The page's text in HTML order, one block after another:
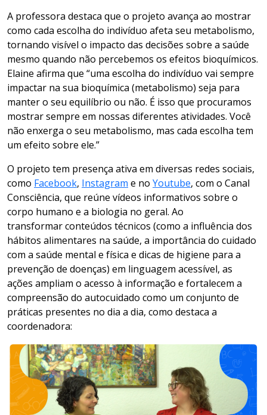
A professora destaca que o projeto avança ao mostrar
como cada escolha do indivíduo afeta seu metabolismo,
tornando visível o impacto das decisões sobre a saúde
mesmo quando não percebemos os efeitos bioquímicos.
Elaine afirma que “uma escolha do indivíduo vai sempre
impactar na sua bioquímica (metabolismo) seja para
manter o seu equilíbrio ou não. É isso que procuramos
mostrar sempre em nossas diferentes atividades. Você
não enxerga o seu metabolismo, mas cada escolha tem
um efeito sobre ele.”
O projeto tem presença ativa em diversas redes sociais,
como Facebook, Instagram e no Youtube, com o Canal
Consciência, que reúne vídeos informativos sobre o
corpo humano e a biologia no geral. Ao
transformar conteúdos técnicos (como a influência dos
hábitos alimentares na saúde, a importância do cuidado
com a saúde mental e física e dicas de higiene para a
prevenção de doenças) em linguagem acessível, as
ações ampliam o acesso à informação e fortalecem a
compreensão do autocuidado como um conjunto de
práticas presentes no dia a dia, como destaca a
coordenadora: